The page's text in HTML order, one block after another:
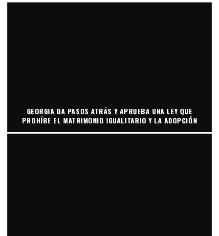
GEORGIA DA PASOS ATRÁS Y APRUEBA UNA LEY QUE
PROHÍBE EL MATRIMONIO IGUALITARIO Y LA ADOPCIÓN